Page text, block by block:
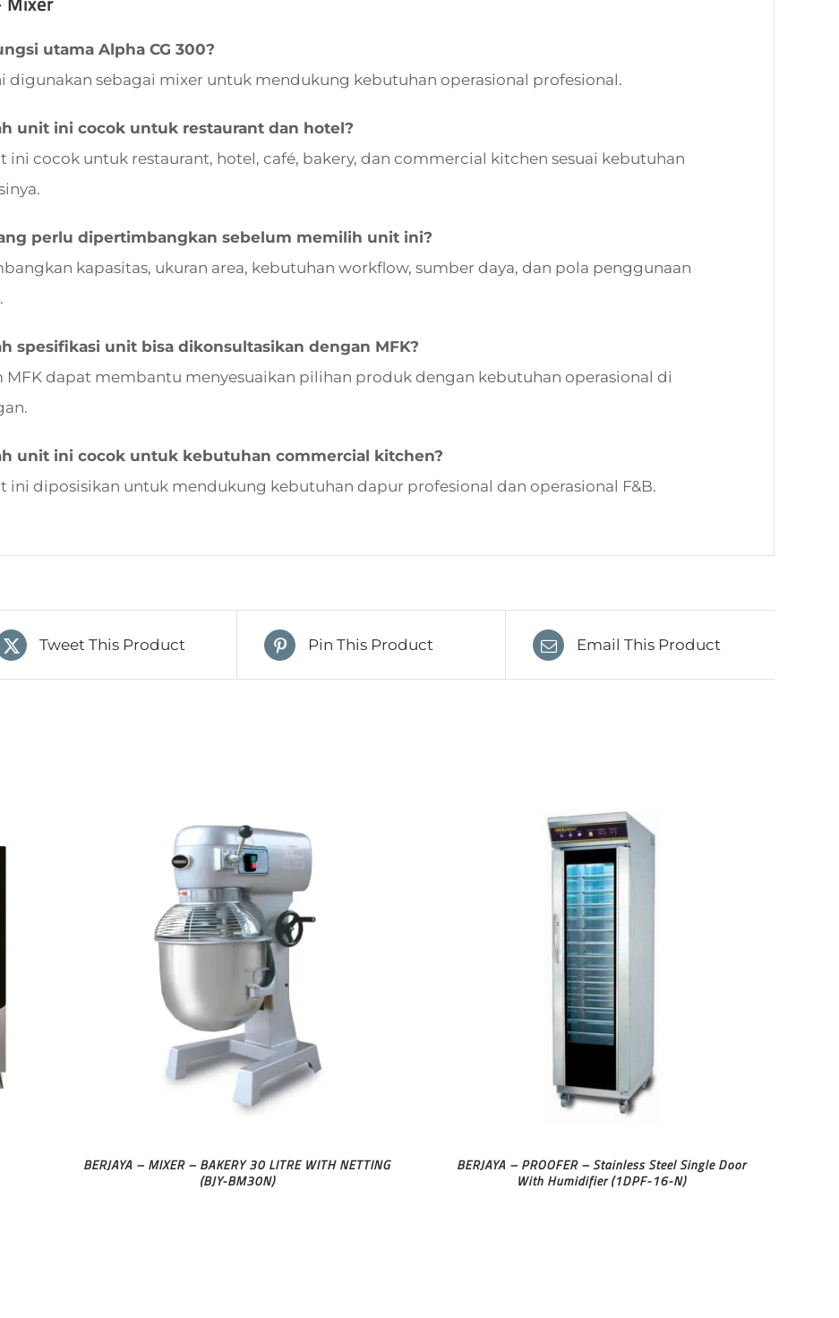
utama Alpha CG 300?
digunakan sebagai mixer untuk mendukung kebutuhan operasional profesional.
unit ini cocok untuk restaurant dan hotel?
ini cocok untuk restaurant, hotel, café, bakery, dan commercial kitchen sesuai kebutuhan
perlu dipertimbangkan sebelum memilih unit ini?
kapasitas, ukuran area, kebutuhan workflow, sumber daya, dan pola penggunaan
spesifikasi unit bisa dikonsultasikan dengan MFK?
MFK dapat membantu menyesuaikan pilihan produk dengan kebutuhan operasional di
unit ini cocok untuk kebutuhan commercial kitchen?
ini diposisikan untuk mendukung kebutuhan dapur profesional dan operasional F&B.
Tweet This Product Pin This Product Email This Product
BERJAYA – MIXER – BAKERY 30 LITRE WITH NETTING
(BJY-BM30N)
BERJAYA – PROOFER – Stainless Steel Single Door
With Humidifier (1DPF-16-N)